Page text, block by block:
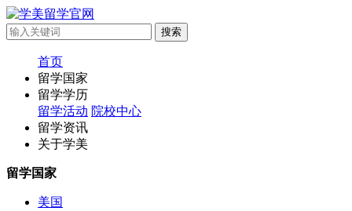
首页
留学国家
留学学历
留学活动 院校中心
留学资讯
关于学美
留学国家
美国